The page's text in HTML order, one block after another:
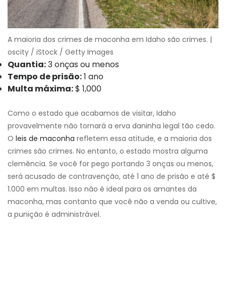
A maioria dos crimes de maconha em Idaho são crimes. |
oscity / iStock / Getty Images
Quantia:3 onças ou menos
Tempo de prisão:1 ano
Multa máxima:$ 1,000
Como o estado que acabamos de visitar, Idaho
provavelmente não tornará a erva daninha legal tão cedo.
O leis de maconha refletem essa atitude, e a maioria dos
crimes são crimes. No entanto, o estado mostra alguma
clemência. Se você for pego portando 3 onças ou menos,
será acusado de contravenção, até 1 ano de prisão e até $
1.000 em multas. Isso não é ideal para os amantes da
maconha, mas contanto que você não a venda ou cultive,
a punição é administrável.